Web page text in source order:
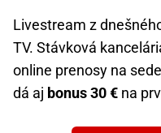
Livestream z
TV. Stávková
online prenosy na
dá aj bonus 30 € na